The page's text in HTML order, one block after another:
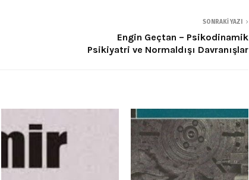
SONRAKI YAZI
Engin Geçtan – Psikodinamik
Psikiyatri ve Normaldışı Davranışlar